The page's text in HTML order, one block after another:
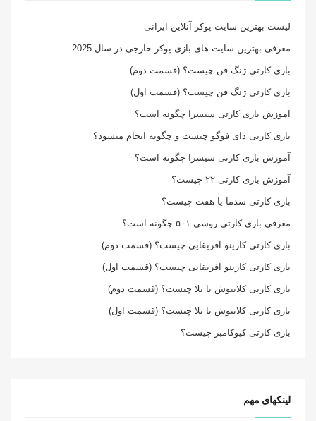
لیست بهترین سایت پوکر آنلاین ایرانی
معرفی بهترین سایت های بازی پوکر خارجی در سال 2025
بازی کارتی ژنگ فن چیست؟ (قسمت دوم)
بازی کارتی ژنگ فن چیست؟ (قسمت اول)
آموزش بازی کارتی سیسرا چگونه است؟
بازی کارتی دای فوگو چیست و چگونه انجام میشود؟
آموزش بازی کارتی سیسرا چگونه است؟
آموزش بازی کارتی ۲۲ چیست؟
بازی کارتی سدما یا هفت چیست؟
معرفی بازی کارتی روسی ۵۰۱ چگونه است؟
بازی کارتی کازینو آفریقایی چیست؟ (قسمت دوم)
بازی کارتی کازینو آفریقایی چیست؟ (قسمت اول)
بازی کارتی کلابیوش یا بلا چیست؟ (قسمت دوم)
بازی کارتی کلابیوش یا بلا چیست؟ (قسمت اول)
بازی کارتی کیوکامبر چیست؟
لینکهای مهم